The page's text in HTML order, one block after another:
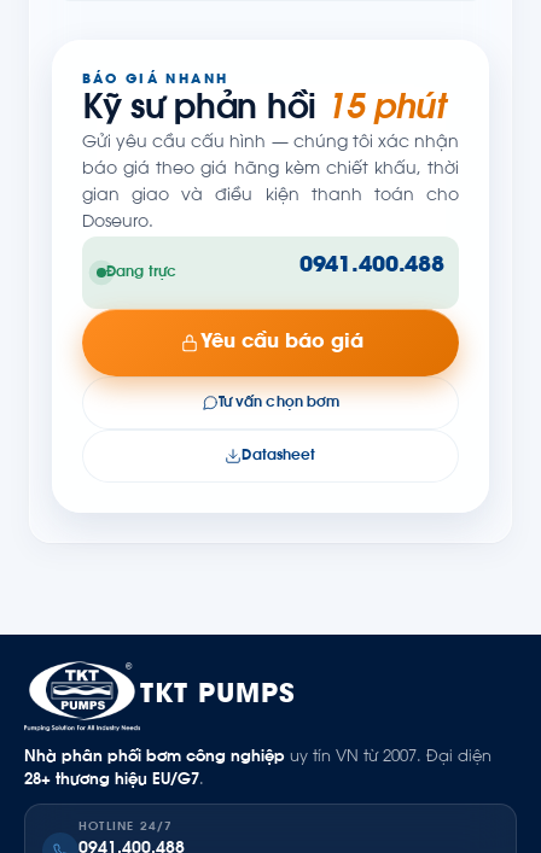
BÁO GIÁ NHANH
Kỹ sư phản hồi 15 phút
Gửi yêu cầu cấu hình — chúng tôi xác nhận
báo giá theo giá hãng kèm chiết khấu, thời
gian giao và điều kiện thanh toán cho
Doseuro.
Đang trực 0941.400.488
Yêu cầu báo giá
Tư vấn chọn bơm
Datasheet
TKT PUMPS
Nhà phân phối bơm công nghiệp uy tín VN từ 2007. Đại diện
28+ thương hiệu EU/G7.
HOTLINE 24/7
0941.400.488